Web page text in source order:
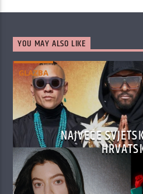
YOU MAY ALSO LIKE
GLAZBA
NAJVEĆE